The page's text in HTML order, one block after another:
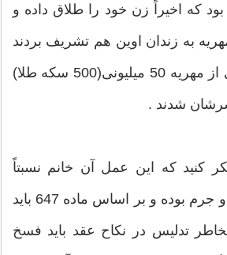
كه اخیراً زن خود را طلاق داده و
به زندان اوین هم تشریف بردند
و با پرداخت قسمتی از مهریه 50 میلیونی(500 سكه طلا)
شدند .
كنید كه این عمل آن خانم نسبتاً
محترم خلاف قانون و جرم بوده و بر اساس ماده 647 باید
تدلیس در نكاح عقد باید فسخ